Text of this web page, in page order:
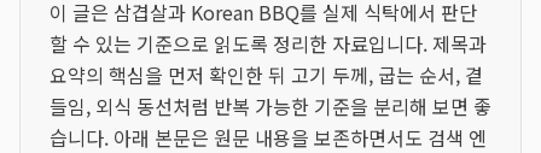
이 글은 삼겹살과 Korean BBQ를 실제 식탁에서 판단
할 수 있는 기준으로 읽도록 정리한 자료입니다. 제목과
요약의 핵심을 먼저 확인한 뒤 고기 두께, 굽는 순서, 곁
들임, 외식 동선처럼 반복 가능한 기준을 분리해 보면 좋
습니다. 아래 본문은 원문 내용을 보존하면서도 검색 엔